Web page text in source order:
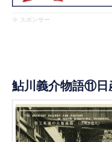
※ スポンサー
鮎川義介物語⑪日